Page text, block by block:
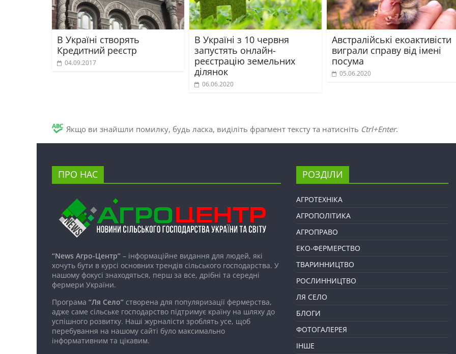
В Україні створять
Кредитний реєстр
04.09.2017
В Україні з 10 червня
запустять онлайн-
реєстрацію земельних
ділянок
06.06.2020
Австралійські екоактивісти
виграли справу від імені
посума
05.06.2020
Якщо ви знайшли помилку, будь ласка, виділіть фрагмент тексту та натисніть Ctrl+Enter.
ПРО НАС
“News Агро-Центр” – інформаційне видання для людей, які
хочуть бути в курсі основних трендів сільського господарства. У
нашому фокусі знаходяться, перш за все, дрібні та середні
фермери України.
Програма “Ля Село” створена для популяризації фермерства,
адже саме сільське господарство підтримує країну на шляху до
успішного розвитку. Наші журналісти зроблять усе, щоб
перебування на нашому сайті було максимально
інформативним та цікавим.
РОЗДІЛИ
АГРОТЕХНІКА
АГРОПОЛІТИКА
АГРОПРАВО
ЕКО-ФЕРМЕРСТВО
ТВАРИННИЦТВО
РОСЛИННИЦТВО
ЛЯ СЕЛО
БЛОГИ
ФОТОГАЛЕРЕЯ
ІНШЕ